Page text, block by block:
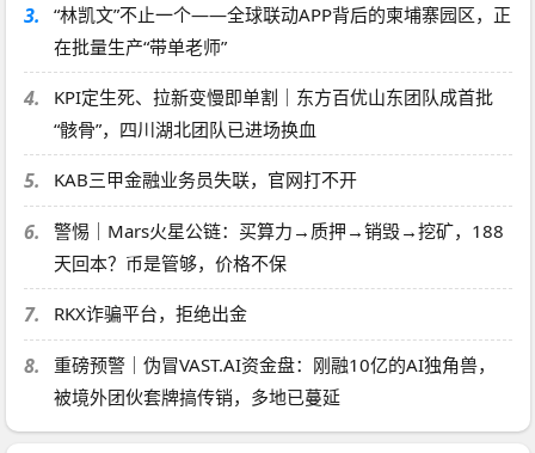
3.
“林凯文”不止一个——全球联动APP背后的柬埔寨园区，正
在批量生产“带单老师”
4.
KPI定生死、拉新变慢即单割｜东方百优山东团队成首批
“骸骨”，四川湖北团队已进场换血
5. KAB三甲金融业务员失联，官网打不开
6.
警惕｜Mars火星公链：买算力→质押→销毁→挖矿，188
天回本？币是管够，价格不保
7. RKX诈骗平台，拒绝出金
8.
重磅预警｜伪冒VAST.AI资金盘：刚融10亿的AI独角兽，
被境外团伙套牌搞传销，多地已蔓延